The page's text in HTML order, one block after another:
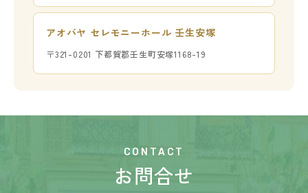
アオバヤ セレモニーホール 壬生安塚
〒321-0201 下都賀郡壬生町安塚1168-19
CONTACT
お問合せ